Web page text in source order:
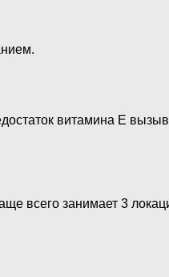
витамина Е
всего занимает 3